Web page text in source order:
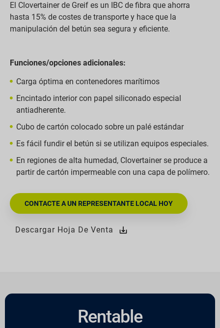
El Clovertainer de Greif es un IBC de fibra que ahorra
hasta 15% de costes de transporte y hace que la
manipulación del betún sea segura y eficiente.
Funciones/opciones adicionales:
Carga óptima en contenedores marítimos
Encintado interior con papel siliconado especial
antiadherente.
Cubo de cartón colocado sobre un palé estándar
Es fácil fundir el betún si se utilizan equipos especiales.
En regiones de alta humedad, Clovertainer se produce a
partir de cartón impermeable con una capa de polímero.
CONTACTE A UN REPRESENTANTE LOCAL HOY
Descargar Hoja De Venta
Rentable